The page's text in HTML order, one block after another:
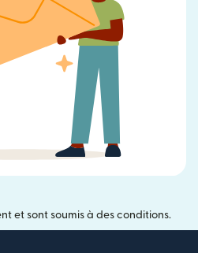
et sont soumis à des conditions.